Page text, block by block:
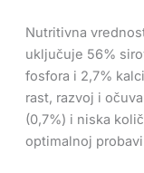
Nutritivna
uključuje 56%
fosfora i 2,7%
rast, razvoj i
(0,7%) i niska
optimalnoj